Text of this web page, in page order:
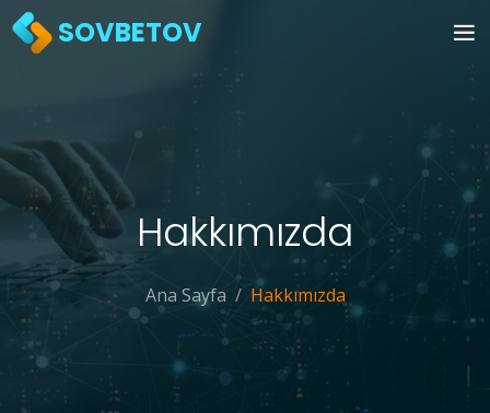
SOVBETOV
Hakkımızda
Ana Sayfa Hakkımızda